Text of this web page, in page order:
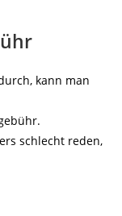
kann man
schlecht reden,